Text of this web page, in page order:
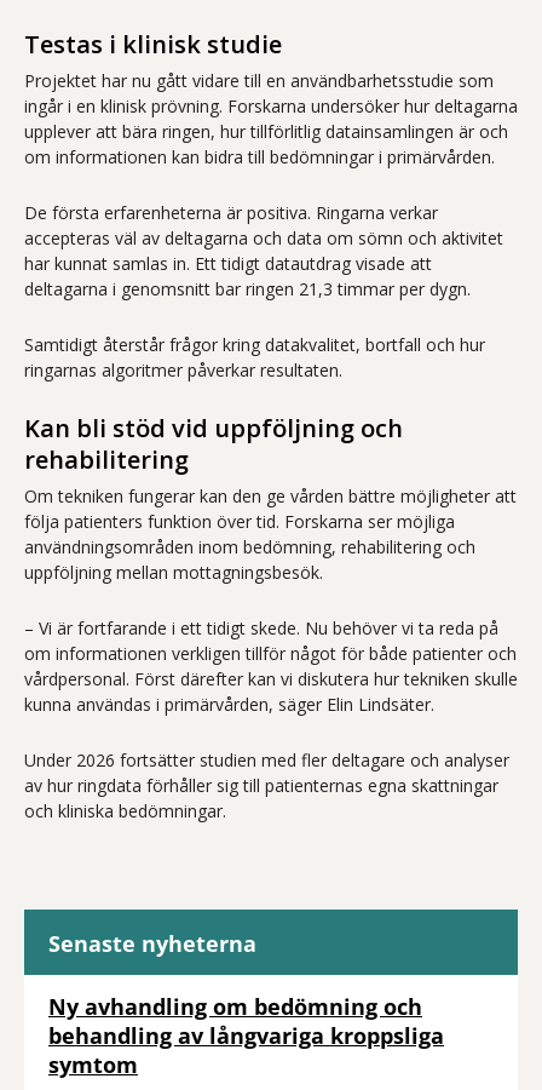
Testas i klinisk studie
Projektet har nu gått vidare till en användbarhetsstudie som
ingår i en klinisk prövning. Forskarna undersöker hur deltagarna
upplever att bära ringen, hur tillförlitlig datainsamlingen är och
om informationen kan bidra till bedömningar i primärvården.
De första erfarenheterna är positiva. Ringarna verkar
accepteras väl av deltagarna och data om sömn och aktivitet
har kunnat samlas in. Ett tidigt datautdrag visade att
deltagarna i genomsnitt bar ringen 21,3 timmar per dygn.
Samtidigt återstår frågor kring datakvalitet, bortfall och hur
ringarnas algoritmer påverkar resultaten.
Kan bli stöd vid uppföljning och
rehabilitering
Om tekniken fungerar kan den ge vården bättre möjligheter att
följa patienters funktion över tid. Forskarna ser möjliga
användningsområden inom bedömning, rehabilitering och
uppföljning mellan mottagningsbesök.
– Vi är fortfarande i ett tidigt skede. Nu behöver vi ta reda på
om informationen verkligen tillför något för både patienter och
vårdpersonal. Först därefter kan vi diskutera hur tekniken skulle
kunna användas i primärvården, säger Elin Lindsäter.
Under 2026 fortsätter studien med fler deltagare och analyser
av hur ringdata förhåller sig till patienternas egna skattningar
och kliniska bedömningar.
Senaste nyheterna
Ny avhandling om bedömning och
behandling av långvariga kroppsliga
symtom